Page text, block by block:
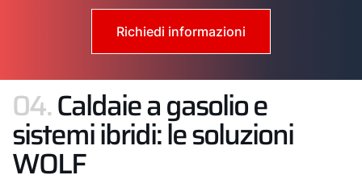
Richiedi informazioni
04.Caldaie a gasolio e
sistemi ibridi: le soluzioni
WOLF